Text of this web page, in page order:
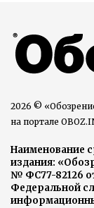
2026 ©
на портале
Наименование
издания:
№ ФС77-82126
Федеральной